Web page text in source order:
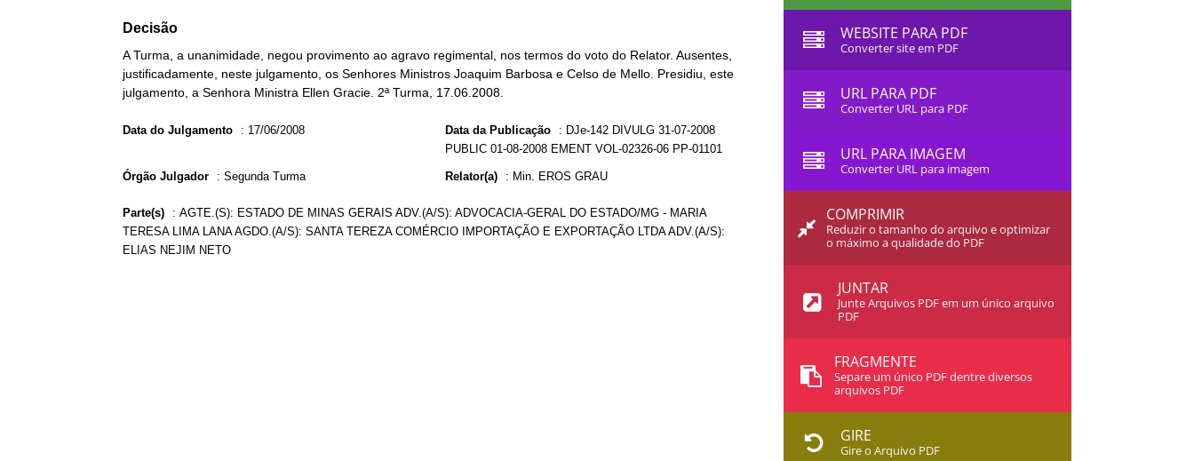
Decisão
A Turma, a unanimidade, negou provimento ao agravo regimental, nos termos do voto do Relator. Ausentes,
justificadamente, neste julgamento, os Senhores Ministros Joaquim Barbosa e Celso de Mello. Presidiu, este
julgamento, a Senhora Ministra Ellen Gracie. 2ª Turma, 17.06.2008.
Data do Julgamento : 17/06/2008 Data da Publicação : DJe-142 DIVULG 31-07-2008
PUBLIC 01-08-2008 EMENT VOL-02326-06 PP-01101
Órgão Julgador : Segunda Turma Relator(a) : Min. EROS GRAU
Parte(s) : AGTE.(S): ESTADO DE MINAS GERAIS ADV.(A/S): ADVOCACIA-GERAL DO ESTADO/MG - MARIA
TERESA LIMA LANA AGDO.(A/S): SANTA TEREZA COMÉRCIO IMPORTAÇÃO E EXPORTAÇÃO LTDA ADV.(A/S):
ELIAS NEJIM NETO
WEBSITE PARA PDF
Converter site em PDF
URL PARA PDF
Converter URL para PDF
URL PARA IMAGEM
Converter URL para imagem
COMPRIMIR
Reduzir o tamanho do arquivo e optimizar
o máximo a qualidade do PDF
JUNTAR
Junte Arquivos PDF em um único arquivo
PDF
FRAGMENTE
Separe um único PDF dentre diversos
arquivos PDF
GIRE
Gire o Arquivo PDF